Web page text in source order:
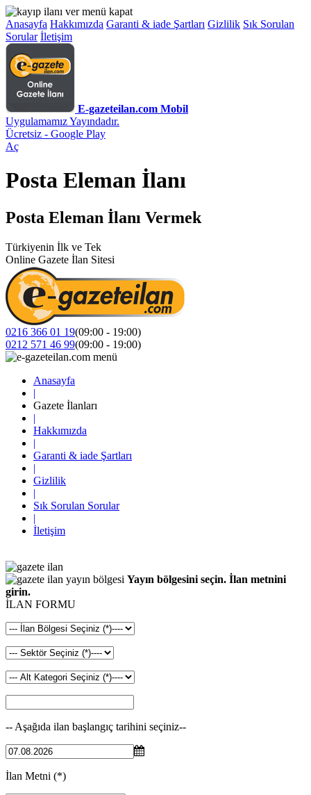
Anasayfa Hakkımızda Garanti & iade Şartları Gizlilik Sık Sorulan
Sorular İletişim
E-gazeteilan.com Mobil
Uygulamamız Yayındadır.
Ücretsiz - Google Play
Aç
Posta Eleman İlanı
Posta Eleman İlanı Vermek
Türkiyenin İlk ve Tek
Online Gazete İlan Sitesi
0216 366 01 19(09:00 - 19:00)
0212 571 46 99(09:00 - 19:00)
Anasayfa
|
Gazete İlanları
|
Hakkımızda
|
Garanti & iade Şartları
|
Gizlilik
|
Sık Sorulan Sorular
|
İletişim
Yayın bölgesini seçin. İlan metnini
girin.
İLAN FORMU
-- Aşağıda ilan başlangıç tarihini seçiniz--
İlan Metni (*)